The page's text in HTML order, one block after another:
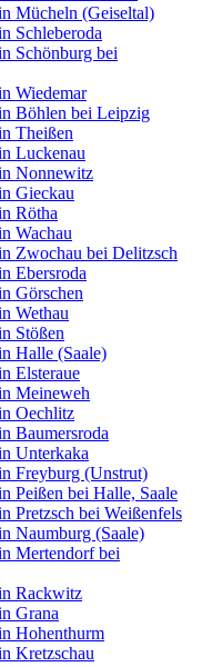
Mücheln (Geiseltal)
Schleberoda
Schönburg bei
Wiedemar
Böhlen bei Leipzig
Theißen
Luckenau
Nonnewitz
Gieckau
Rötha
Wachau
Zwochau bei Delitzsch
Ebersroda
Görschen
Wethau
Stößen
Halle (Saale)
Elsteraue
Meineweh
Oechlitz
Baumersroda
Unterkaka
Freyburg (Unstrut)
Peißen bei Halle, Saale
Pretzsch bei Weißenfels
Naumburg (Saale)
Mertendorf bei
Rackwitz
Grana
Hohenthurm
Kretzschau